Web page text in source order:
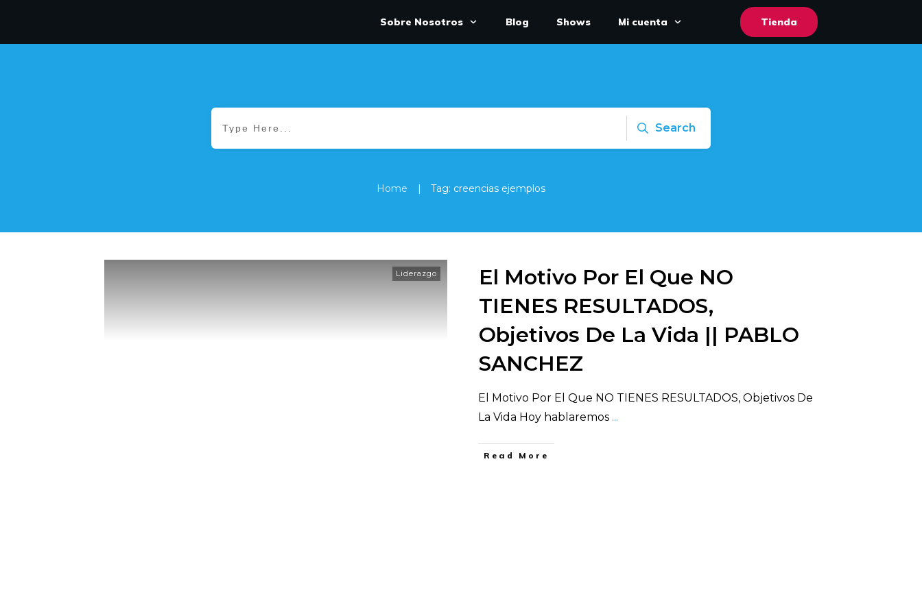
Sobre Nosotros Blog Shows Mi cuenta Tienda
Search
Home | Tag: creencias ejemplos
Liderazgo
El Motivo Por El Que NO
TIENES RESULTADOS,
Objetivos De La Vida || PABLO
SANCHEZ
El Motivo Por El Que NO TIENES RESULTADOS, Objetivos De
La Vida Hoy hablaremos ...
​Read More